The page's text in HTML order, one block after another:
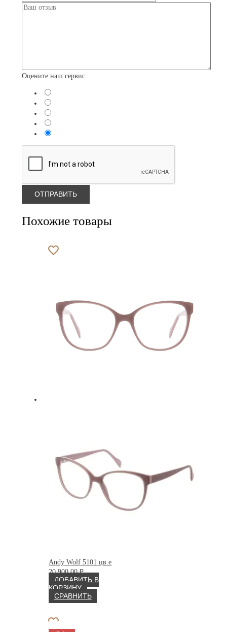
Оцените наш сервис:
Похожие товары
Andy Wolf 5101 цв.e
20 900.00₽
ДОБАВИТЬ В
КОРЗИНУ
СРАВНИТЬ